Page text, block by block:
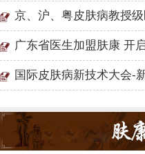
京、沪、粤皮肤病教授
广东省医生加盟肤康 开
国际皮肤病新技术大会-